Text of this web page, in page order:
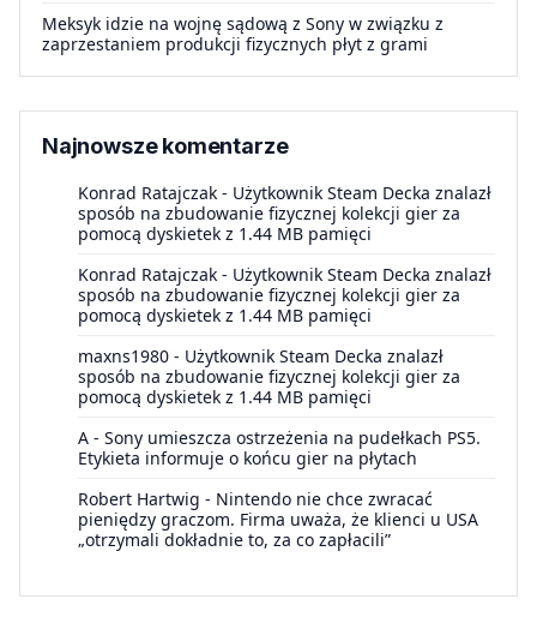
Meksyk idzie na wojnę sądową z Sony w związku z
zaprzestaniem produkcji fizycznych płyt z grami
Najnowsze komentarze
Konrad Ratajczak - Użytkownik Steam Decka znalazł
sposób na zbudowanie fizycznej kolekcji gier za
pomocą dyskietek z 1.44 MB pamięci
Konrad Ratajczak - Użytkownik Steam Decka znalazł
sposób na zbudowanie fizycznej kolekcji gier za
pomocą dyskietek z 1.44 MB pamięci
maxns1980 - Użytkownik Steam Decka znalazł
sposób na zbudowanie fizycznej kolekcji gier za
pomocą dyskietek z 1.44 MB pamięci
A - Sony umieszcza ostrzeżenia na pudełkach PS5.
Etykieta informuje o końcu gier na płytach
Robert Hartwig - Nintendo nie chce zwracać
pieniędzy graczom. Firma uważa, że klienci u USA
„otrzymali dokładnie to, za co zapłacili”